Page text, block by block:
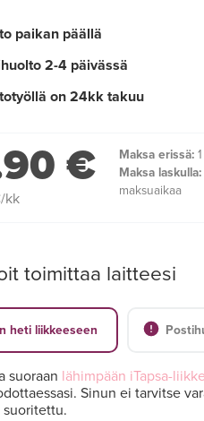
paikan päällä
2-4 päivässä
on 24kk takuu
€
kk
Maksa erissä:1
Maksa laskulla:
maksuaikaa
toimittaa laitteesi
heti liikkeeseen
suoraan lähimpään iTapsa-
Sinun ei tarvitse